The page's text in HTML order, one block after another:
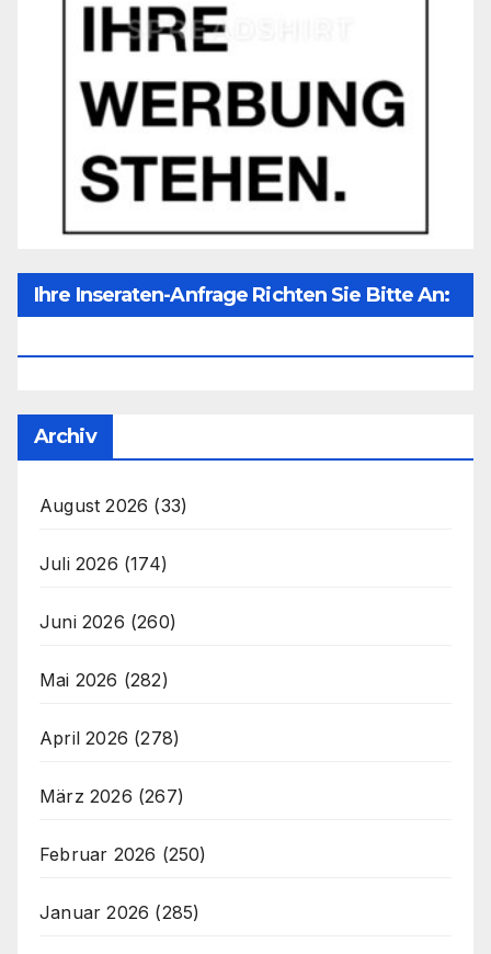
Ihre Inseraten-Anfrage Richten Sie Bitte An:
Archiv
August 2026 (33)
Juli 2026 (174)
Juni 2026 (260)
Mai 2026 (282)
April 2026 (278)
März 2026 (267)
Februar 2026 (250)
Januar 2026 (285)